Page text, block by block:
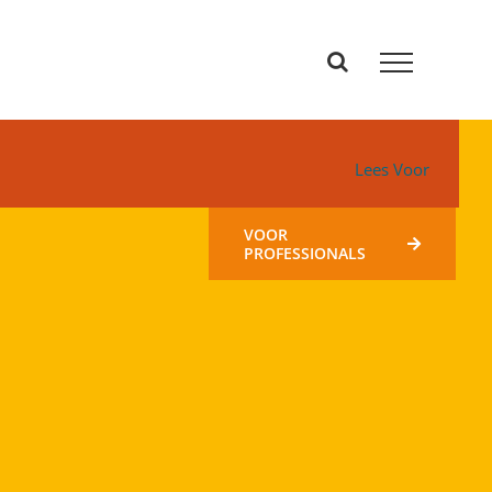
Lees Voor
VOOR
PROFESSIONALS